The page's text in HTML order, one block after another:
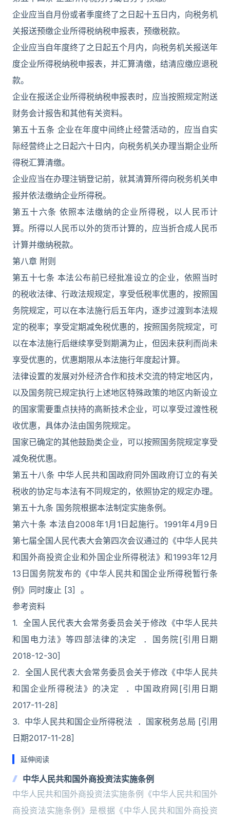
企业应当自月份或者季度终了之日起十五日内，向税务机
关报送预缴企业所得税纳税申报表，预缴税款。
企业应当自年度终了之日起五个月内，向税务机关报送年
度企业所得税纳税申报表，并汇算清缴，结清应缴应退税
款。
企业在报送企业所得税纳税申报表时，应当按照规定附送
财务会计报告和其他有关资料。
第五十五条 企业在年度中间终止经营活动的，应当自实
际经营终止之日起六十日内，向税务机关办理当期企业所
得税汇算清缴。
企业应当在办理注销登记前，就其清算所得向税务机关申
报并依法缴纳企业所得税。
第五十六条 依照本法缴纳的企业所得税，以人民币计
算。所得以人民币以外的货币计算的，应当折合成人民币
计算并缴纳税款。
第八章 附则
第五十七条 本法公布前已经批准设立的企业，依照当时
的税收法律、行政法规规定，享受低税率优惠的，按照国
务院规定，可以在本法施行后五年内，逐步过渡到本法规
定的税率；享受定期减免税优惠的，按照国务院规定，可
以在本法施行后继续享受到期满为止，但因未获利而尚未
享受优惠的，优惠期限从本法施行年度起计算。
法律设置的发展对外经济合作和技术交流的特定地区内，
以及国务院已规定执行上述地区特殊政策的地区内新设立
的国家需要重点扶持的高新技术企业，可以享受过渡性税
收优惠，具体办法由国务院规定。
国家已确定的其他鼓励类企业，可以按照国务院规定享受
减免税优惠。
第五十八条 中华人民共和国政府同外国政府订立的有关
税收的协定与本法有不同规定的，依照协定的规定办理。
第五十九条 国务院根据本法制定实施条例。
第六十条 本法自2008年1月1日起施行。1991年4月9日
第七届全国人民代表大会第四次会议通过的《中华人民共
和国外商投资企业和外国企业所得税法》和1993年12月
13日国务院发布的《中华人民共和国企业所得税暂行条
例》同时废止 [3] 。
参考资料
1. 全国人民代表大会常务委员会关于修改《中华人民共
和国电力法》等四部法律的决定 ．国务院[引用日期
2018-12-30]
2. 全国人民代表大会常务委员会关于修改《中华人民共
和国企业所得税法》的决定 ．中国政府网[引用日期
2017-11-28]
3. 中华人民共和国企业所得税法 ．国家税务总局 [引用
日期2017-11-28]
延伸阅读
中华人民共和国外商投资法实施条例
中华人民共和国外商投资法实施条例《中华人民共和国外
商投资法实施条例》是根据《中华人民共和国外商投资